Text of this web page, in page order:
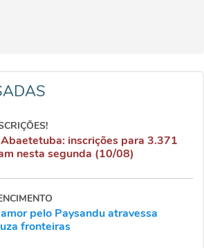
inscrições para 3.371
nesta segunda (10/08)
pelo Paysandu atravessa
fronteiras